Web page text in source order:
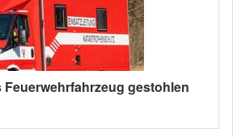
Feuerwehrfahrzeug gestohlen